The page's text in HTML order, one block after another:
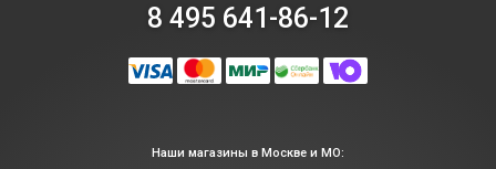
8 495 641-86-12
Наши магазины в Москве и МО: